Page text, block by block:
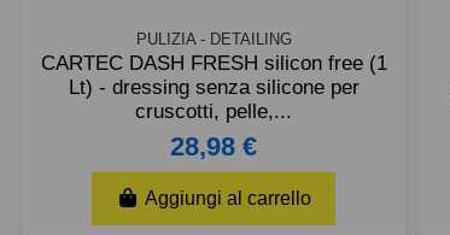
PULIZIA - DETAILING
CARTEC DASH FRESH silicon free (1
Lt) - dressing senza silicone per
cruscotti, pelle,...
28,98 €
Aggiungi al carrello